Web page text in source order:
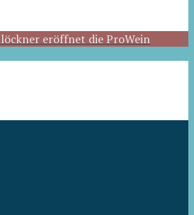
eröffnet die ProWein